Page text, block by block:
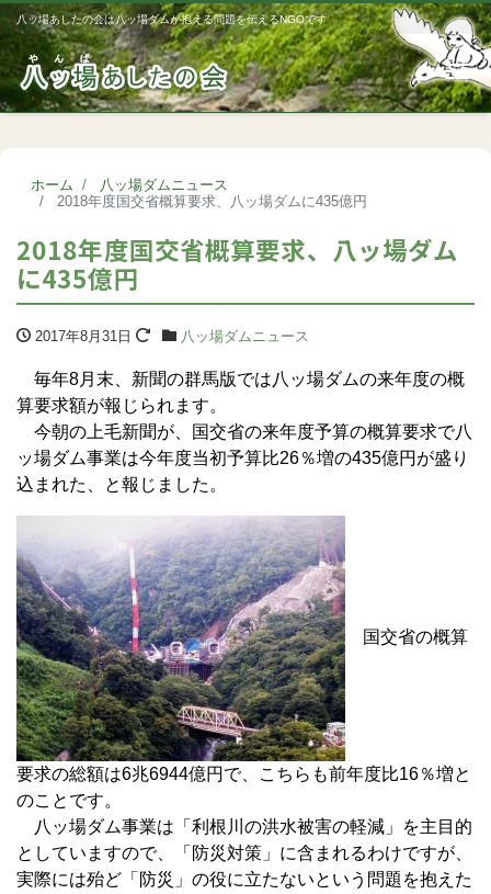
八ッ場あしたの会は八ッ場ダムが抱える問題を伝えるNGOです
ホーム
八ッ場ダムニュース
2018年度国交省概算要求、八ッ場ダムに435億円
2018年度国交省概算要求、八ッ場ダム
に435億円
2017年8月31日 八ッ場ダムニュース
毎年8月末、新聞の群馬版では八ッ場ダムの来年度の概
算要求額が報じられます。
今朝の上毛新聞が、国交省の来年度予算の概算要求で八
ッ場ダム事業は今年度当初予算比26％増の435億円が盛り
込まれた、と報じました。
国交省の概算
要求の総額は6兆6944億円で、こちらも前年度比16％増と
のことです。
八ッ場ダム事業は「利根川の洪水被害の軽減」を主目的
としていますので、「防災対策」に含まれるわけですが、
実際には殆ど「防災」の役に立たないという問題を抱えた